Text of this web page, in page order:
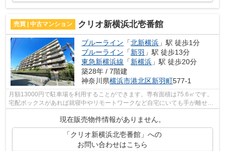
売買 | 中古マンション クリオ新横浜北壱番館
ブルーライン 「北新横浜 」駅 徒歩1分
ブルーライン 「新羽 」駅 徒歩13分
東急新横浜線 「新横浜 」駅 徒歩20分
築28年 / 7階建
神奈川県横浜市港北区新羽町577-1
月額13000円で駐車場を利用することができます。専有面積は75.6㎡です。
宅配ボックスがあれば就寝中やリモートワークなど自宅にいても手が離せな
現在販売物件情報がありません。
「クリオ新横浜北壱番館」への
お問い合わせはこちら